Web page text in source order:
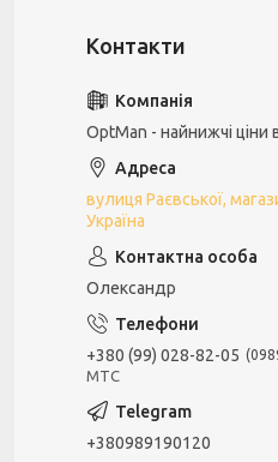
OptMan - найнижчі ціни
вулиця Раєвської,
Україна
Олександр
+380 (99) 028-82-05
МТС
+380989190120